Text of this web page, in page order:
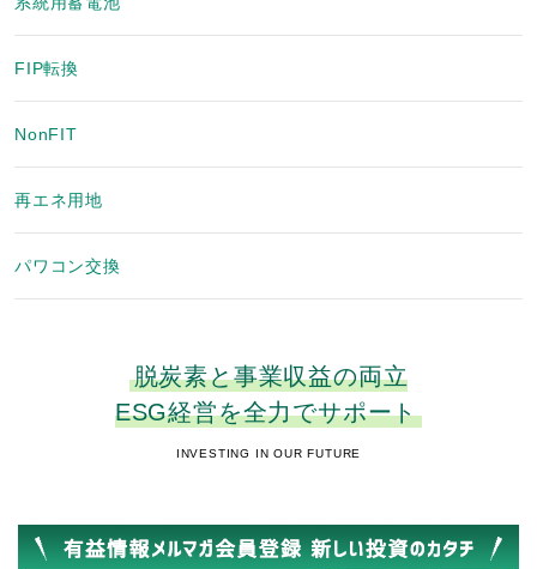
FIP転換
NonFIT
再エネ用地
パワコン交換
脱炭素と事業収益の両立
ESG経営を全力でサポート
INVESTING IN OUR FUTURE